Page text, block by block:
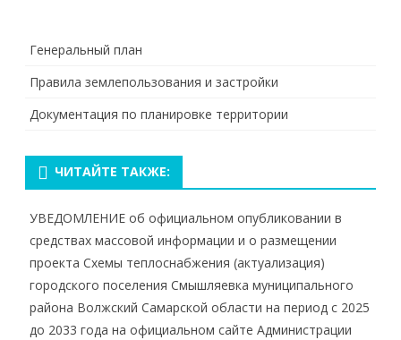
Генеральный план
Правила землепользования и застройки
Документация по планировке территории
ЧИТАЙТЕ ТАКЖЕ:
УВЕДОМЛЕНИЕ об официальном опубликовании в
средствах массовой информации и о размещении
проекта Схемы теплоснабжения (актуализация)
городского поселения Смышляевка муниципального
района Волжский Самарской области на период с 2025
до 2033 года на официальном сайте Администрации